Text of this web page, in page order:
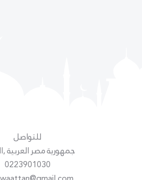
للتواصل
جمهورية مصر العربية
0223901030